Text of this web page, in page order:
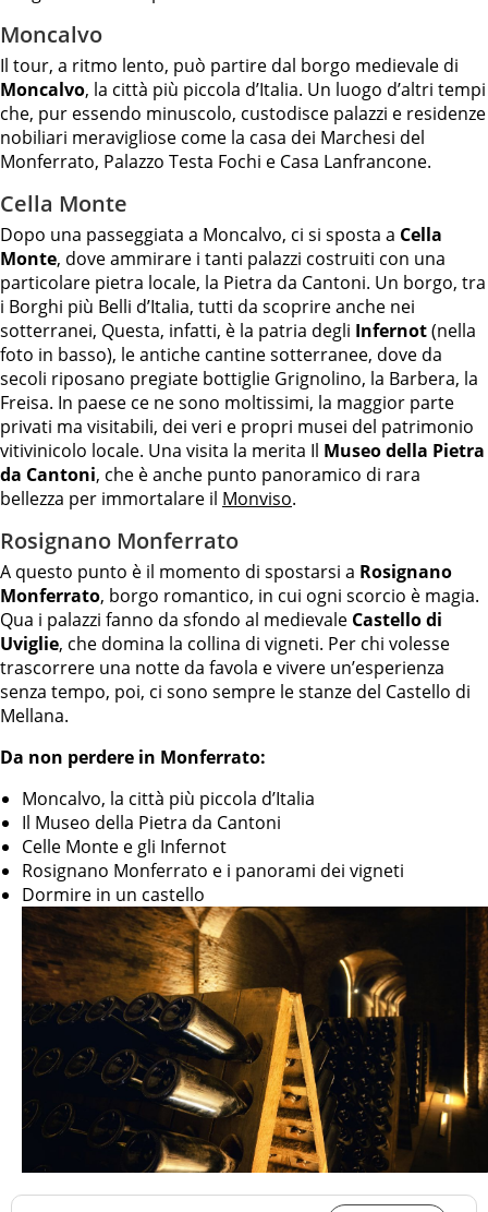
Moncalvo
Il tour, a ritmo lento, può partire dal borgo medievale di
Moncalvo, la città più piccola d’Italia. Un luogo d’altri tempi
che, pur essendo minuscolo, custodisce palazzi e residenze
nobiliari meravigliose come la casa dei Marchesi del
Monferrato, Palazzo Testa Fochi e Casa Lanfrancone.
Cella Monte
Dopo una passeggiata a Moncalvo, ci si sposta a Cella
Monte, dove ammirare i tanti palazzi costruiti con una
particolare pietra locale, la Pietra da Cantoni. Un borgo, tra
i Borghi più Belli d’Italia, tutti da scoprire anche nei
sotterranei, Questa, infatti, è la patria degli Infernot(nella
foto in basso), le antiche cantine sotterranee, dove da
secoli riposano pregiate bottiglie Grignolino, la Barbera, la
Freisa. In paese ce ne sono moltissimi, la maggior parte
privati ma visitabili, dei veri e propri musei del patrimonio
vitivinicolo locale. Una visita la merita Il Museo della Pietra
da Cantoni, che è anche punto panoramico di rara
bellezza per immortalare il Monviso.
Rosignano Monferrato
A questo punto è il momento di spostarsi a Rosignano
Monferrato, borgo romantico, in cui ogni scorcio è magia.
Qua i palazzi fanno da sfondo al medievale Castello di
Uviglie, che domina la collina di vigneti. Per chi volesse
trascorrere una notte da favola e vivere un’esperienza
senza tempo, poi, ci sono sempre le stanze del Castello di
Mellana.
Da non perdere in Monferrato:
Moncalvo, la città più piccola d’Italia
Il Museo della Pietra da Cantoni
Celle Monte e gli Infernot
Rosignano Monferrato e i panorami dei vigneti
Dormire in un castello